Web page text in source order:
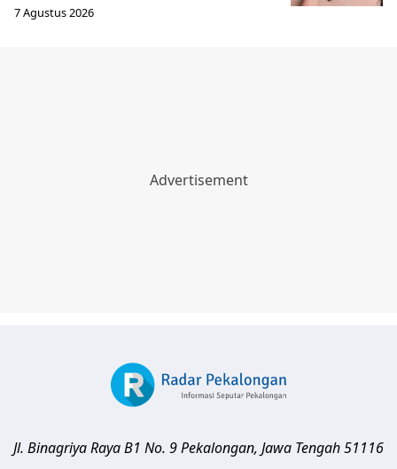
7 Agustus 2026
Jl. Binagriya Raya B1 No. 9Pekalongan, Jawa Tengah51116